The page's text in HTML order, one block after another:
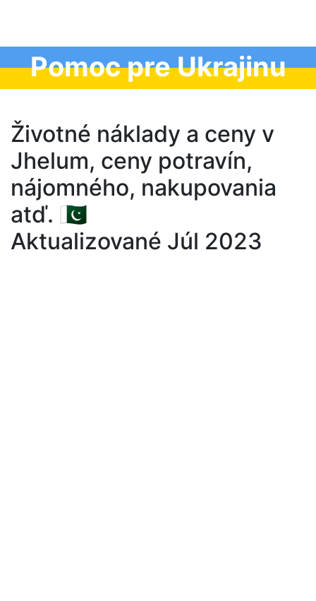
Pomoc pre Ukrajinu
Životné náklady a ceny v
Jhelum, ceny potravín,
nájomného, nakupovania
atď. 🇵🇰
Aktualizované Júl 2023